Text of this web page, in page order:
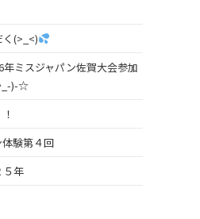
(>_<)
ミスジャパン佐賀大会参加
)-☆
！
験第４回
５年